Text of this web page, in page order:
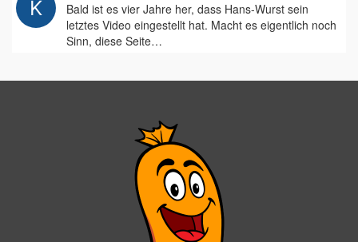
Bald ist es vier Jahre her, dass Hans-Wurst sein
letztes Video eingestellt hat. Macht es eigentlich noch
Sinn, diese Seite…